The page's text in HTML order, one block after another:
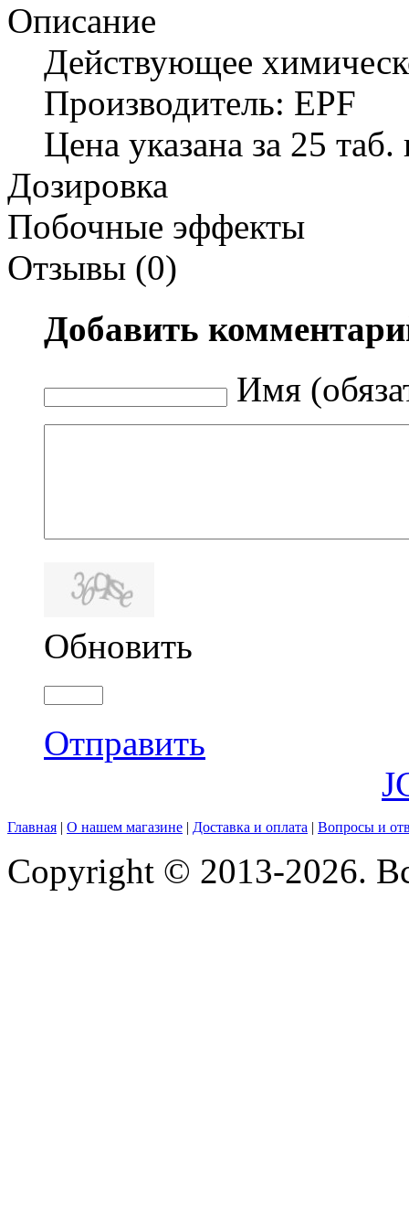
Описание
Действующее
Производитель: EPF
Цена указана за 25
Дозировка
Побочные эффекты
Отзывы (0)
Добавить
Имя
Обновить
Отправить
Главная | О нашем магазине | Доставка и оплата | Вопросы и
Copyright © 2013-2026.